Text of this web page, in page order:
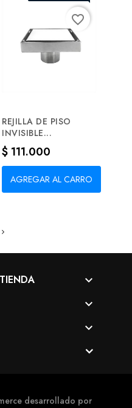
REJILLA DE PISO
INVISIBLE...
Precio
$ 111.000
AGREGAR AL CARRO
favorite_border



desarrollado por